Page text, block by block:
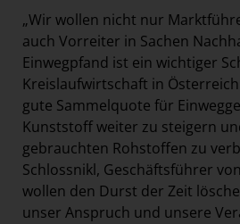
„Wir wollen nicht nur
auch Vorreiter in Sachen
Einwegpfand ist ein wichtiger
Kreislaufwirtschaft in
gute Sammelquote für
Kunststoff weiter zu steigern
gebrauchten Rohstoffen zu
Schlossnikl, Geschäftsführer
wollen den Durst der Zeit
unser Anspruch und unsere